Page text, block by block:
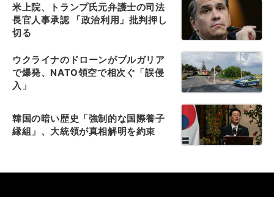
米上院、トランプ氏元弁護士の司法
長官人事承認 「政治利用」批判押し
切る
ウクライナのドローンがブルガリア
で爆発、NATO領空で相次ぐ「誤侵
入」
韓国の暗い歴史「強制的な国際養子
縁組」、大統領が真相解明を約束